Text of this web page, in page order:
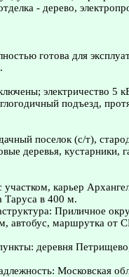
- дерево,
готова для
электричество 5
подъезд,
поселок (с/т),
деревья, кустарники,
карьер
Таруса в 400 м.
Приличное
автобус, маршрутка от
деревня
Московская